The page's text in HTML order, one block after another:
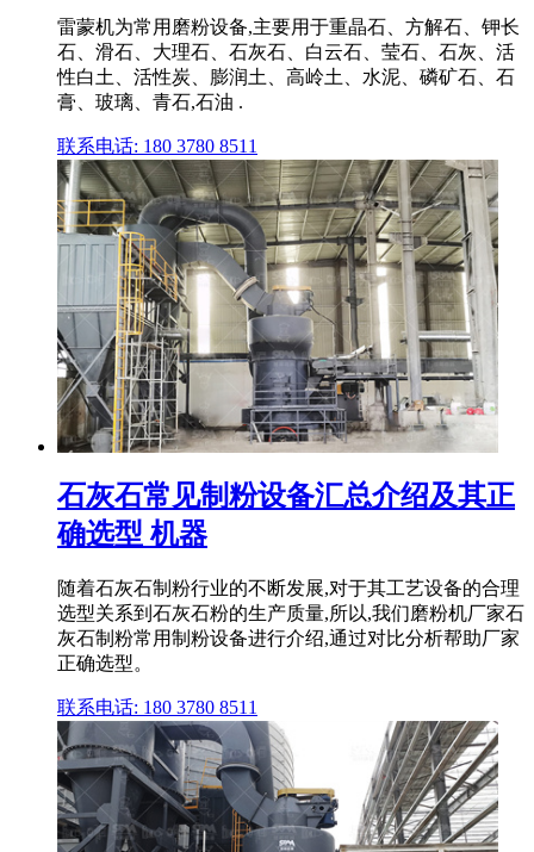
雷蒙机为常用磨粉设备,主要用于重晶石、方解石、钾长
石、滑石、大理石、石灰石、白云石、莹石、石灰、活
性白土、活性炭、膨润土、高岭土、水泥、磷矿石、石
膏、玻璃、青石,石油 .
联系电话: 180 3780 8511
石灰石常见制粉设备汇总介绍及其正
确选型 机器
随着石灰石制粉行业的不断发展,对于其工艺设备的合理
选型关系到石灰石粉的生产质量,所以,我们磨粉机厂家石
灰石制粉常用制粉设备进行介绍,通过对比分析帮助厂家
正确选型。
联系电话: 180 3780 8511